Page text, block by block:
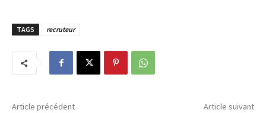
TAGS recruteur
Article précédent Article suivant